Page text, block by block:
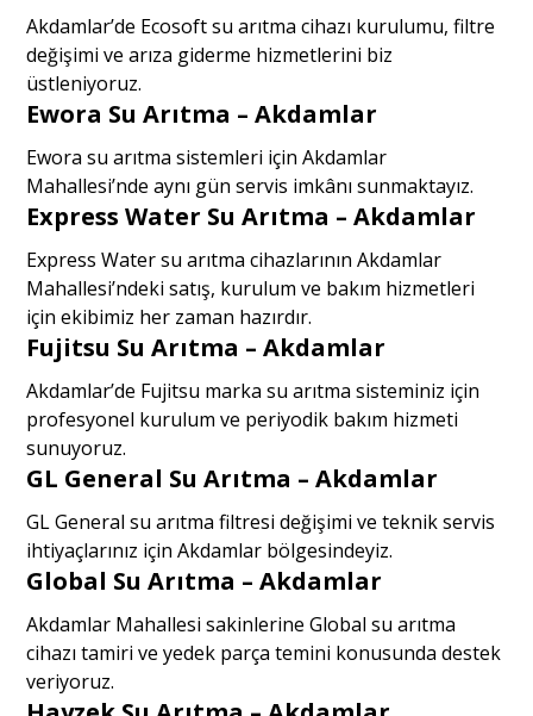
Akdamlar’de Ecosoft su arıtma cihazı kurulumu, filtre
değişimi ve arıza giderme hizmetlerini biz
üstleniyoruz.
Ewora Su Arıtma – Akdamlar
Ewora su arıtma sistemleri için Akdamlar
Mahallesi’nde aynı gün servis imkânı sunmaktayız.
Express Water Su Arıtma – Akdamlar
Express Water su arıtma cihazlarının Akdamlar
Mahallesi’ndeki satış, kurulum ve bakım hizmetleri
için ekibimiz her zaman hazırdır.
Fujitsu Su Arıtma – Akdamlar
Akdamlar’de Fujitsu marka su arıtma sisteminiz için
profesyonel kurulum ve periyodik bakım hizmeti
sunuyoruz.
GL General Su Arıtma – Akdamlar
GL General su arıtma filtresi değişimi ve teknik servis
ihtiyaçlarınız için Akdamlar bölgesindeyiz.
Global Su Arıtma – Akdamlar
Akdamlar Mahallesi sakinlerine Global su arıtma
cihazı tamiri ve yedek parça temini konusunda destek
veriyoruz.